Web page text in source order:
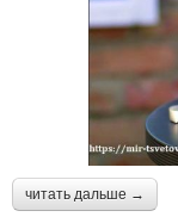
читать дальше →